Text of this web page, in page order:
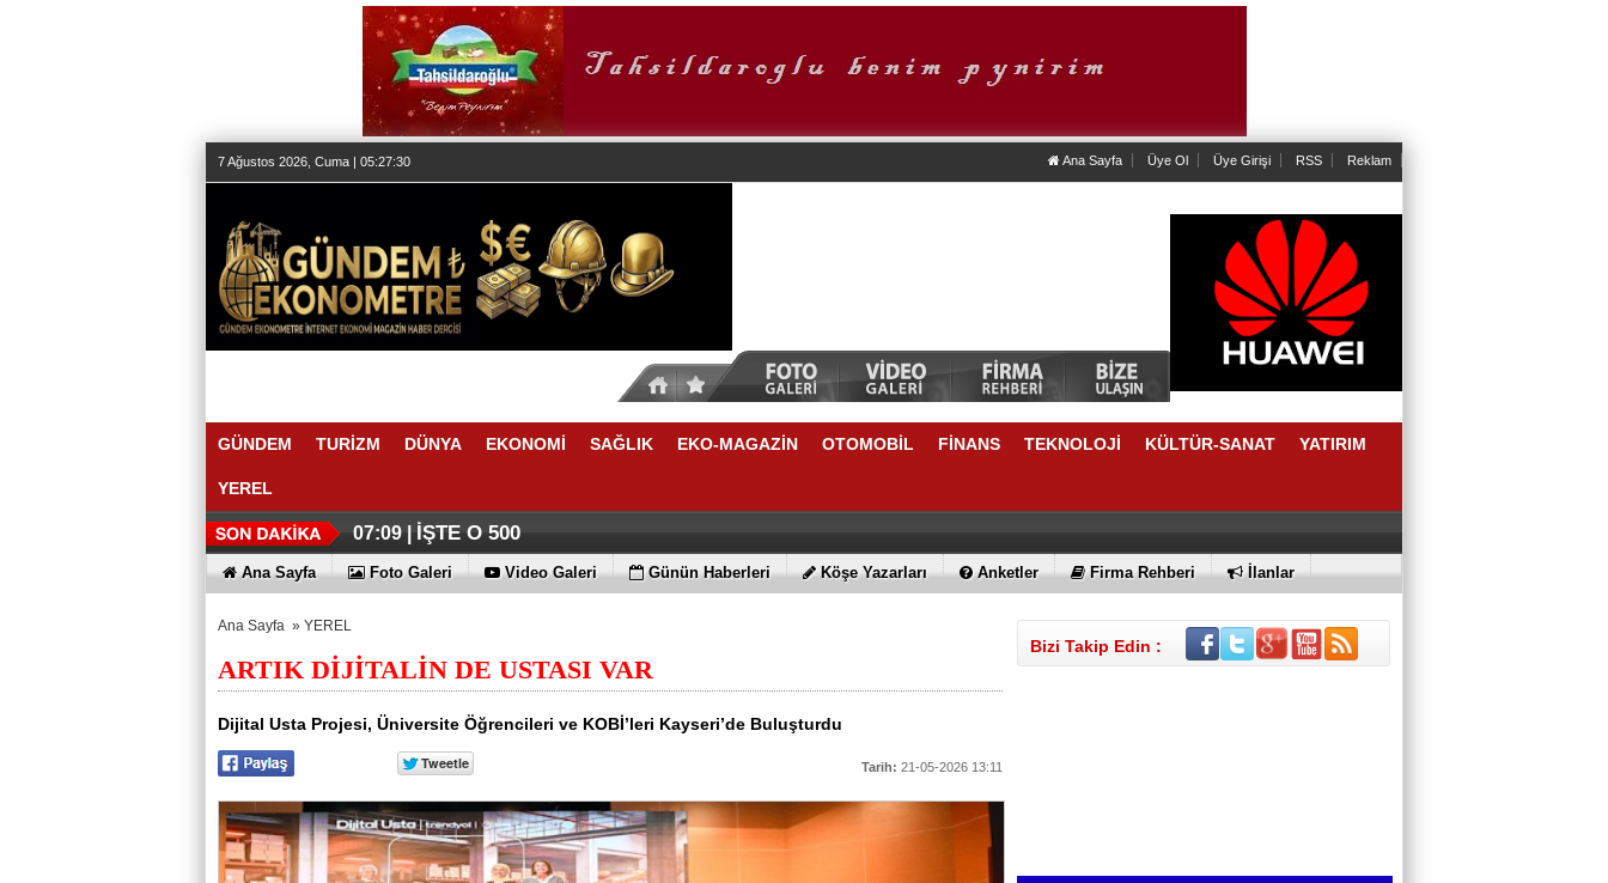
7 Ağustos 2026, Cuma | 05:27:31 Ana Sayfa Üye Ol Üye Girişi RSS Reklam
GÜNDEM TURİZM DÜNYA EKONOMİ SAĞLIK EKO-MAGAZİN OTOMOBİL FİNANS TEKNOLOJİ KÜLTÜR-SANAT YATIRIM
YEREL
07:09 | İŞTE O 500
Ana Sayfa Foto Galeri Video Galeri Günün Haberleri Köşe Yazarları Anketler Firma Rehberi İlanlar
Ana Sayfa » YEREL
ARTIK DİJİTALİN DE USTASI VAR
Dijital Usta Projesi, Üniversite Öğrencileri ve KOBİ’leri Kayseri’de Buluşturdu
Tarih: 21-05-2026 13:11
Bizi Takip Edin :